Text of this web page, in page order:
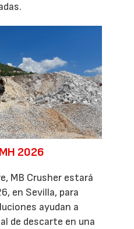
2026
MB Crusher estará
en Sevilla, para
ayudan a
de descarte en una